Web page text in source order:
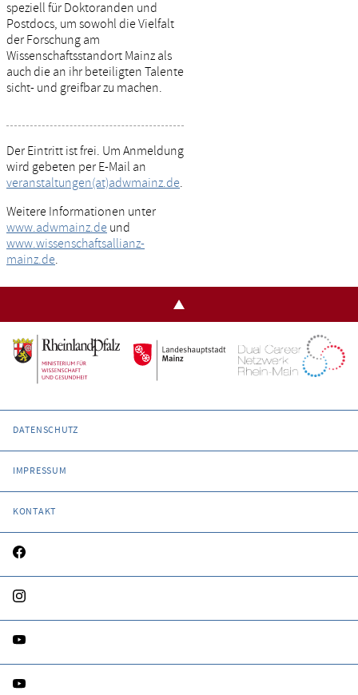
speziell für Doktoranden und
Postdocs, um sowohl die Vielfalt
der Forschung am
Wissenschaftsstandort Mainz als
auch die an ihr beteiligten Talente
sicht- und greifbar zu machen.
Der Eintritt ist frei. Um Anmeldung
wird gebeten per E-Mail an
veranstaltungen(at)adwmainz.de.
Weitere Informationen unter
www.adwmainz.de und
www.wissenschaftsallianz-
mainz.de.
DATENSCHUTZ
IMPRESSUM
KONTAKT